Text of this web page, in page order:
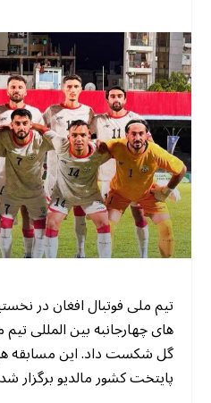
تیم ملی فوتبال افغان در
های چهارجانبه بین المللی
گل شکست داد. این مسابقه
پایتخت کشور مالدیو برگزار